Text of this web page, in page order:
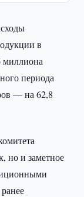
в
миллиона
периода
— на 62,8
но и заметное